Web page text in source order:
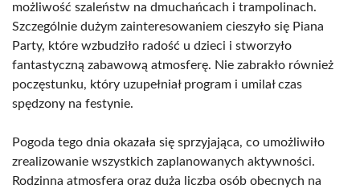
możliwość szaleństw na dmuchańcach i trampolinach.
Szczególnie dużym zainteresowaniem cieszyło się Piana
Party, które wzbudziło radość u dzieci i stworzyło
fantastyczną zabawową atmosferę. Nie zabrakło również
poczęstunku, który uzupełniał program i umilał czas
spędzony na festynie.
Pogoda tego dnia okazała się sprzyjająca, co umożliwiło
zrealizowanie wszystkich zaplanowanych aktywności.
Rodzinna atmosfera oraz duża liczba osób obecnych na